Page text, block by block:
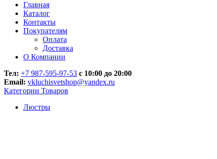
Главная
Каталог
Контакты
Покупателям
Оплата
Доставка
О Компании
Тел: +7 987-595-97-53 с 10:00 до 20:00
Email: vkluchisvetshop@yandex.ru
Категории Товаров
Люстры